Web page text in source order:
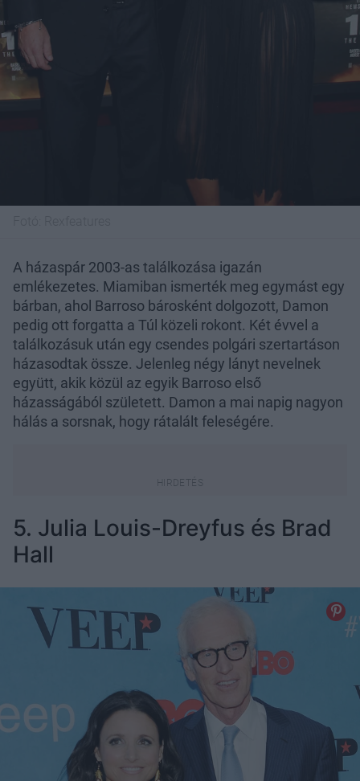
A házaspár 2003-as találkozása igazán
emlékezetes. Miamiban ismerték meg egymást egy
bárban, ahol Barroso bárosként dolgozott, Damon
pedig ott forgatta a Túl közeli rokont. Két évvel a
találkozásuk után egy csendes polgári szertartáson
házasodtak össze. Jelenleg négy lányt nevelnek
együtt, akik közül az egyik Barroso első
házasságából született. Damon a mai napig nagyon
hálás a sorsnak, hogy rátalált feleségére.
5. Julia Louis-Dreyfus és Brad
Hall